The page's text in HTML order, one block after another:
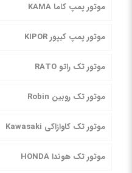
موتور پمپ کاما KAMA
موتور پمپ کیپور KIPOR
موتور تک راتو RATO
موتور تک روبین Robin
موتور تک کاوازاکی Kawasaki
موتور تک هوندا HONDA